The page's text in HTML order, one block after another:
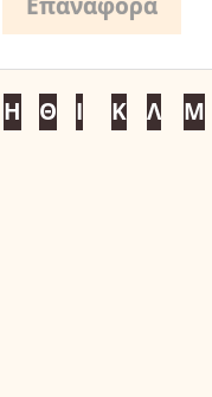
Η Θ Ι Κ Λ Μ